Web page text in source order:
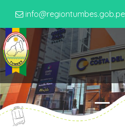
info@regiontumbes.gob.pe
Previous